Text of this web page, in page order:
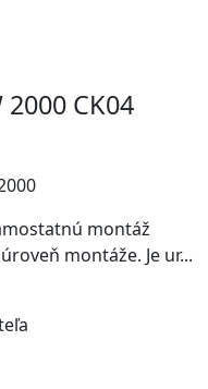
CK04
montáž
montáže. Je ur...